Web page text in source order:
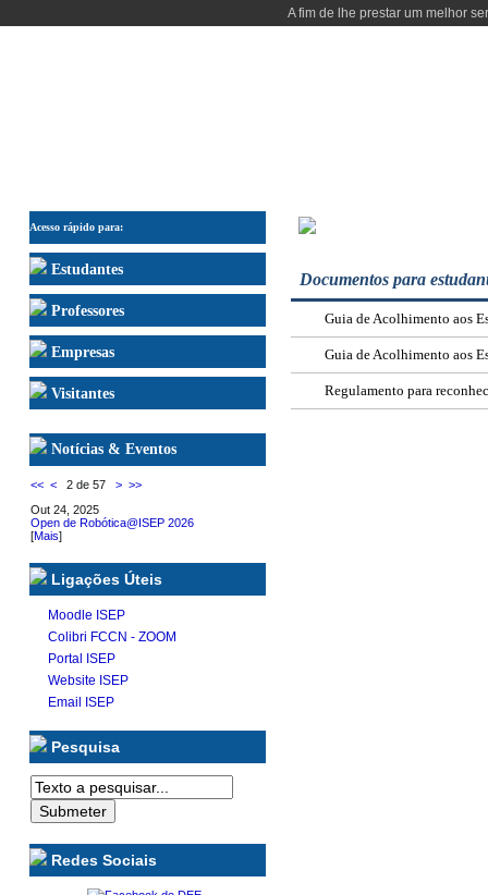
A fim de lhe prestar um melhor
Acesso rápido para:
Estudantes
Professores
Empresas
Visitantes
Notícias & Eventos
<< < 2 de 57 > >>
Out 24, 2025
Open de Robótica@ISEP 2026
[Mais]
Ligações Úteis
Moodle ISEP
Colibri FCCN - ZOOM
Portal ISEP
Website ISEP
Email ISEP
Pesquisa
Redes Sociais
Documentos para
Guia de Acolhimento aos
Guia de Acolhimento aos
Regulamento para